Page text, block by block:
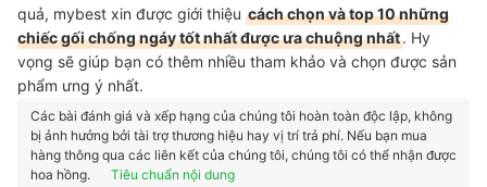
quả, mybest xin được giới thiệu cách chọn và top 10 những
chiếc gối chống ngáy tốt nhất được ưa chuộng nhất. Hy
vọng sẽ giúp bạn có thêm nhiều tham khảo và chọn được sản
phẩm ưng ý nhất.
Các bài đánh giá và xếp hạng của chúng tôi hoàn toàn độc lập, không
bị ảnh hưởng bởi tài trợ thương hiệu hay vị trí trả phí. Nếu bạn mua
hàng thông qua các liên kết của chúng tôi, chúng tôi có thể nhận được
hoa hồng.
Tiêu chuẩn nội dung